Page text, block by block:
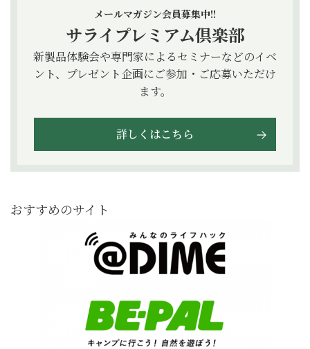
メールマガジン会員募集中!!
サライプレミアム倶楽部
新製品体験会や専門家によるセミナーなどのイベ
ント、プレゼント企画にご参加・ご応募いただけ
ます。
詳しくはこちら
おすすめのサイト